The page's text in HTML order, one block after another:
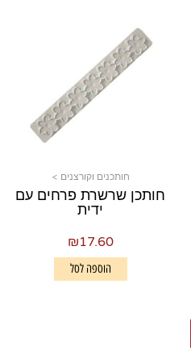
חותכנים וקורצנים >
חותכן שרשרת פרחים עם
ידית
₪17.60
הוספה לסל